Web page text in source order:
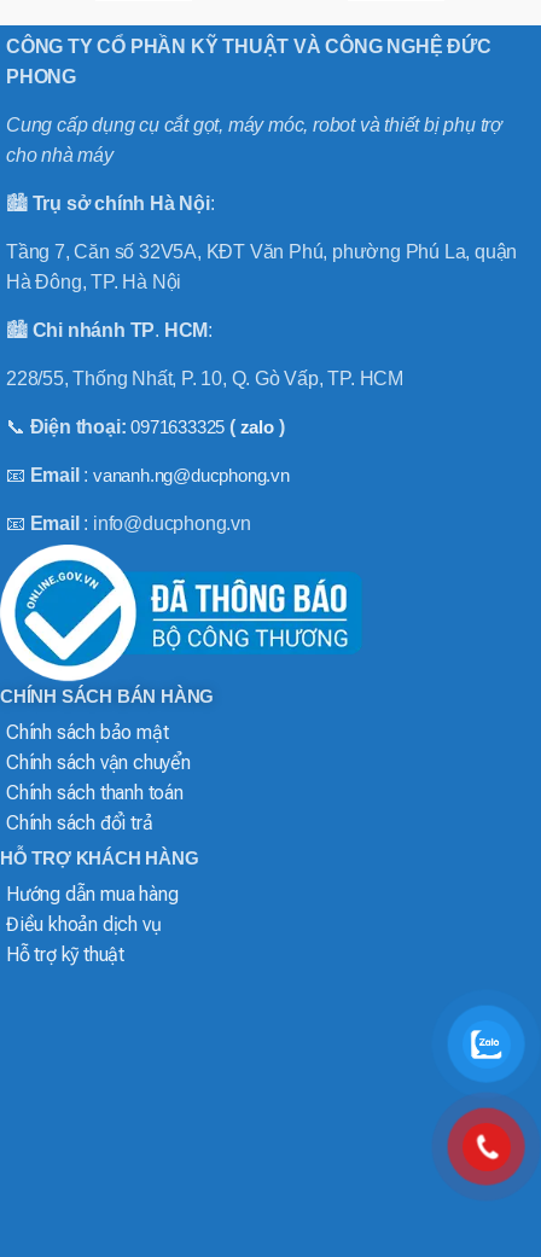
CÔNG TY CỔ PHẦN KỸ THUẬT VÀ CÔNG NGHỆ ĐỨC
PHONG
Cung cấp dụng cụ cắt gọt, máy móc, robot và thiết bị phụ trợ
cho nhà máy
🏙️ Trụ sở chính Hà Nội:
Tầng 7, Căn số 32V5A, KĐT Văn Phú, phường Phú La, quận
Hà Đông, TP. Hà Nội
🏙️ Chi nhánh TP. HCM:
228/55, Thống Nhất, P. 10, Q. Gò Vấp, TP. HCM
📞 Điện thoại:0971633325 ( zalo)
📧 Email :vananh.ng@ducphong.vn
📧 Email : info@ducphong.vn
CHÍNH SÁCH BÁN HÀNG
Chính sách bảo mật
Chính sách vận chuyển
Chính sách thanh toán
Chính sách đổi trả
HỖ TRỢ KHÁCH HÀNG
Hướng dẫn mua hàng
Điều khoản dịch vụ
Hỗ trợ kỹ thuật